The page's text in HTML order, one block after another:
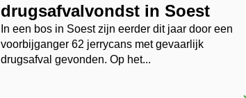
drugsafvalvondst in Soest
In een bos in Soest zijn eerder dit jaar door een
voorbijganger 62 jerrycans met gevaarlijk
drugsafval gevonden. Op het...